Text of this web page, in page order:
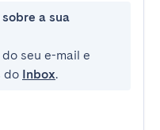
a sua
seu e-mail e
do Inbox.